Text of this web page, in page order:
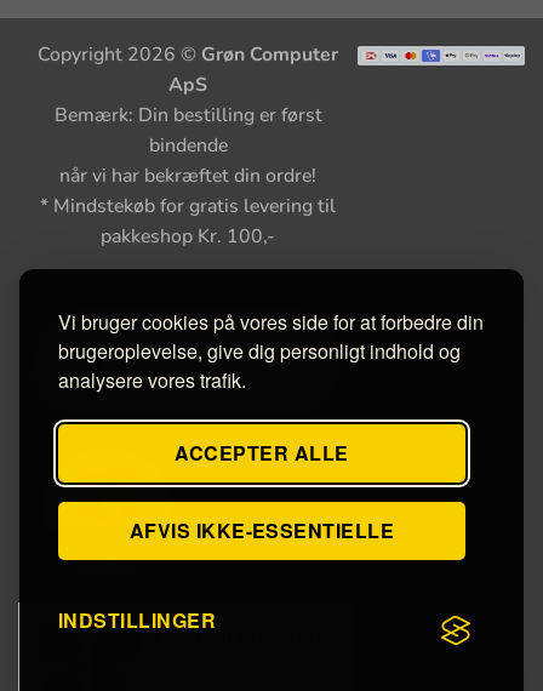
Vi bruger cookies på vores side for at forbedre din
brugeroplevelse, give dig personligt indhold og
analysere vores trafik.
ACCEPTER ALLE
AFVIS IKKE-ESSENTIELLE
INDSTILLINGER
Copyright 2026 © Grøn Computer
ApS
Bemærk: Din bestilling er først
bindende
når vi har bekræftet din ordre!
* Mindstekøb for gratis levering til
pakkeshop Kr. 100,-